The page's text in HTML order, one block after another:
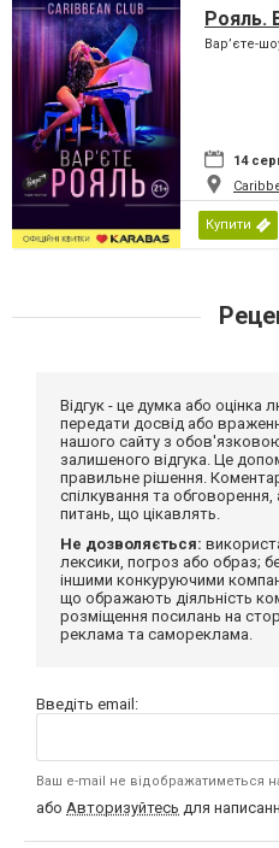
Рояль.
Вар’єте-
14
Купити
Відгук - це думка або оцінка
передати досвід або
нашого сайту з
залишеного відгука. Це
правильне рішення.
спілкування та
питань, що цікавлять.
Не дозволяється:
лексики, погроз або образ;
іншими конкуруючими
що ображають діяльність
розміщення посилань на
реклама та самореклама.
Введіть email:
Ваш e-mail не відображатиметься
або Авторизуйтесь для